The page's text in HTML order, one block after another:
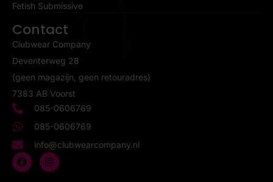
Fetish Submissive
Contact
Clubwear Company
Deventerweg 28
(geen magazijn, geen retouradres)
7383 AB Voorst
085-0606769
085-0606769
info@clubwearcompany.nl